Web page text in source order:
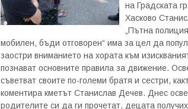
на Градската
Хасково
„Пътна
мобилен, бъди отговорен“ има за цел да
заостри вниманието на хората към
познават основните правила за движение.
съветват своите по-големи братя и сестри,
коментира кметът Станислав Дечев. Днес
родителите си да ги прочетат, децата